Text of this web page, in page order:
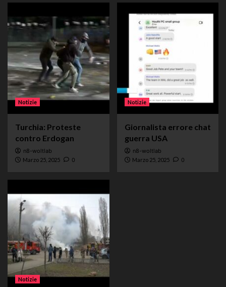
Notizie
Turchia: Proteste
contro Erdogan
n8-woltlab
Marzo 25, 2025 0
Notizie
Giornalista errore chat
guerra USA
n8-woltlab
Marzo 25, 2025 0
Notizie